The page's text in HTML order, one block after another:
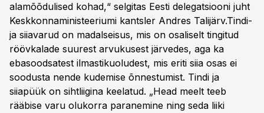
alamõõdulised kohad,“ selgitas Eesti delegatsiooni juht
Keskkonnaministeeriumi kantsler Andres Talijärv.Tindi-
ja siiavarud on madalseisus, mis on osaliselt tingitud
röövkalade suurest arvukusest järvedes, aga ka
ebasoodsatest ilmastikuoludest, mis eriti siia osas ei
soodusta nende kudemise õnnestumist. Tindi ja
siiapüük on sihtliigina keelatud. „Head meelt teeb
rääbise varu olukorra paranemine ning seda liiki